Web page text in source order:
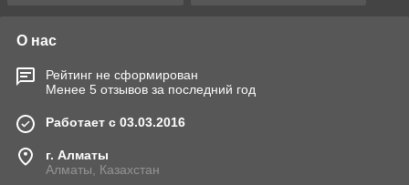
О нас
Рейтинг не сформирован
Менее 5 отзывов за последний год
Работает с 03.03.2016
г. Алматы
Алматы, Казахстан